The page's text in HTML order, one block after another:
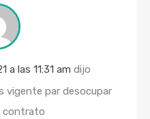
a las 11:31 am dijo
vigente par desocupar
contrato